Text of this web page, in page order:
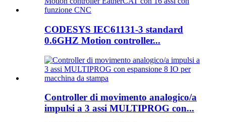
CODESYS IEC61131-3 standard
0.6GHZ Motion controller...
Controller di movimento analogico/a
impulsi a 3 assi MULTIPROG con...